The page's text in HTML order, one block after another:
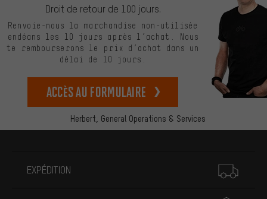
Herbert, General Operations & Services
Droit de retour de 100 jours.
Renvoie-nous la marchandise non-utilisée
endéans les 10 jours après l’achat. Nous
te rembourserons le prix d’achat dans un
délai de 10 jours.
Accès au formulaire
EXPÉDITION